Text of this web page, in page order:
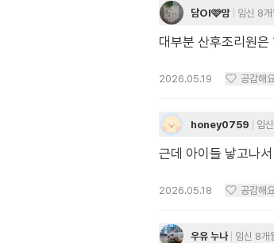
담Ol🩷맘 임신 8개
대부분 산후조리원
2026.05.19 공감해
honey0759 임
2026.05.18 공감해
우유 누나 임신 8개